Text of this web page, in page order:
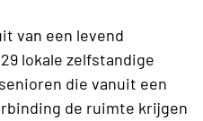
van een levend
lokale zelfstandige
die vanuit een
de ruimte krijgen